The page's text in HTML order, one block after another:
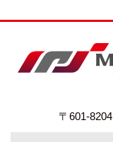
〒601-8204